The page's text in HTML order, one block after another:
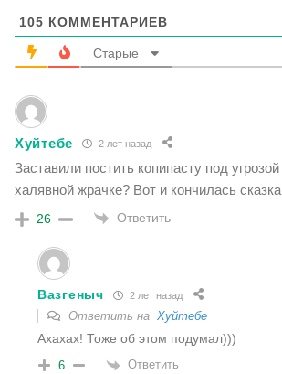
105 КОММЕНТАРИЕВ
Старые
Хуйтебе 2 лет назад
Заставили постить копипасту под
халявной жрачке? Вот и кончилась
26 Ответить
Вазгеныч 2 лет назад
Ответить на Хуйтебе
Ахахах! Тоже об этом подумал)))
6 Ответить